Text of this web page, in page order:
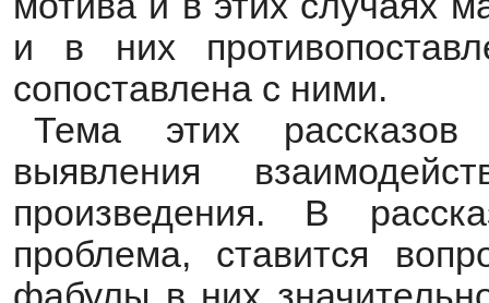
и в них
сопоставлена с ними.
Тема этих рассказов
выявления
произведения. В
проблема, ставится